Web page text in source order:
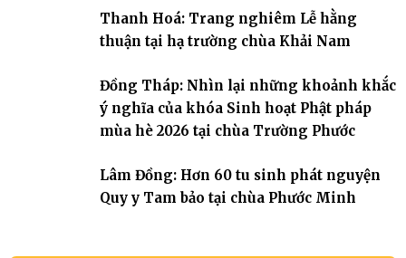
Thanh Hoá: Trang nghiêm Lễ hằng
thuận tại hạ trường chùa Khải Nam
Đồng Tháp: Nhìn lại những khoảnh khắc
ý nghĩa của khóa Sinh hoạt Phật pháp
mùa hè 2026 tại chùa Trường Phước
Lâm Đồng: Hơn 60 tu sinh phát nguyện
Quy y Tam bảo tại chùa Phước Minh